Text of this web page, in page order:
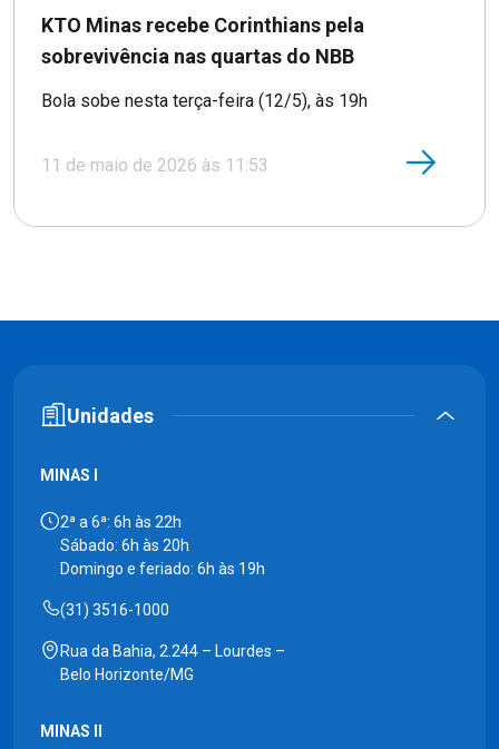
KTO Minas recebe Corinthians pela
sobrevivência nas quartas do NBB
Bola sobe nesta terça-feira (12/5), às 19h
11 de maio de 2026 às 11:53
Unidades
MINAS I
2ª a 6ª: 6h às 22h
Sábado: 6h às 20h
Domingo e feriado: 6h às 19h
(31) 3516-1000
Rua da Bahia, 2.244 – Lourdes –
Belo Horizonte/MG
MINAS II